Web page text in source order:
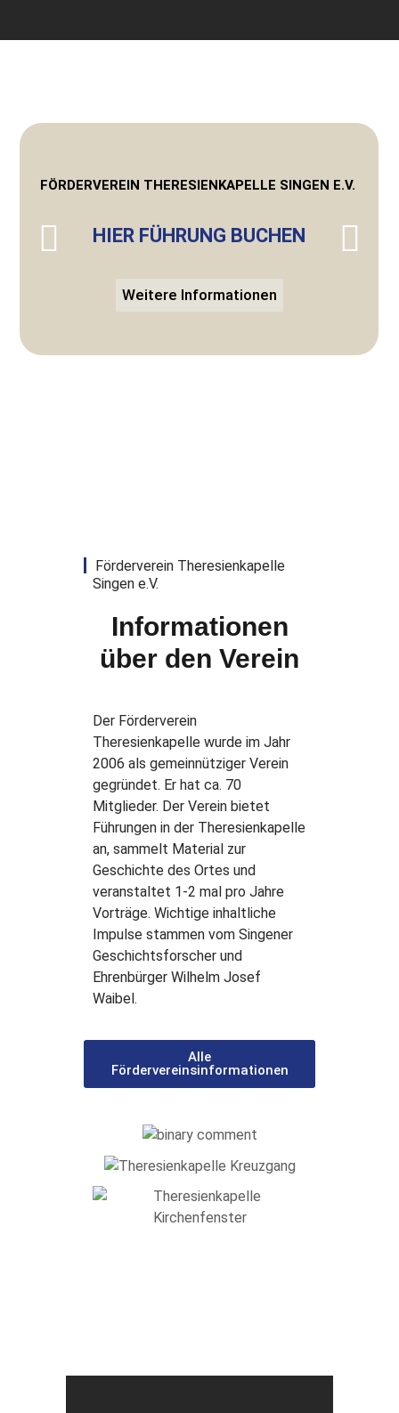
FÖRDERVEREIN THERESIENKAPELLE SINGEN E.V.
HIER FÜHRUNG BUCHEN
Weitere Informationen
Förderverein Theresienkapelle
Singen e.V.
Informationen
über den Verein
Der Förderverein
Theresienkapelle wurde im Jahr
2006 als gemeinnütziger Verein
gegründet. Er hat ca. 70
Mitglieder. Der Verein bietet
Führungen in der Theresienkapelle
an, sammelt Material zur
Geschichte des Ortes und
veranstaltet 1-2 mal pro Jahre
Vorträge. Wichtige inhaltliche
Impulse stammen vom Singener
Geschichtsforscher und
Ehrenbürger Wilhelm Josef
Waibel.
Alle
Fördervereinsinformationen